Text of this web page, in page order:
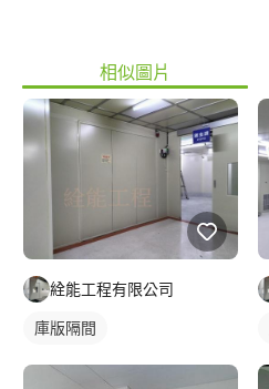
相似圖片
絟能工程有限公司
庫版隔間